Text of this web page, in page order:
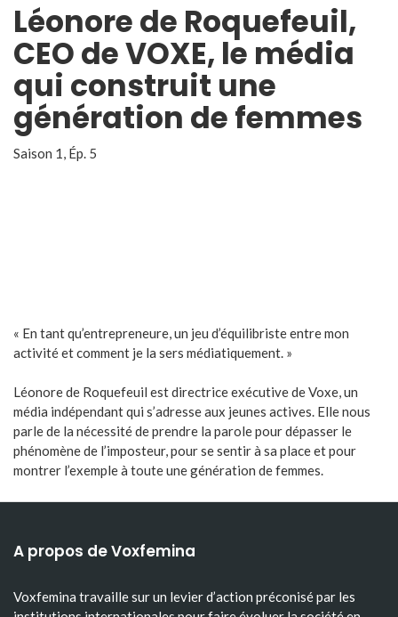
Léonore de Roquefeuil,
CEO de VOXE, le média
qui construit une
génération de femmes
Saison 1, Ép. 5
« En tant qu’entrepreneure, un jeu d’équilibriste entre mon
activité et comment je la sers médiatiquement. »
Léonore de Roquefeuil est directrice exécutive de Voxe, un
média indépendant qui s’adresse aux jeunes actives. Elle nous
parle de la nécessité de prendre la parole pour dépasser le
phénomène de l’imposteur, pour se sentir à sa place et pour
montrer l’exemple à toute une génération de femmes.
A propos de Voxfemina
Voxfemina travaille sur un levier d’action préconisé par les